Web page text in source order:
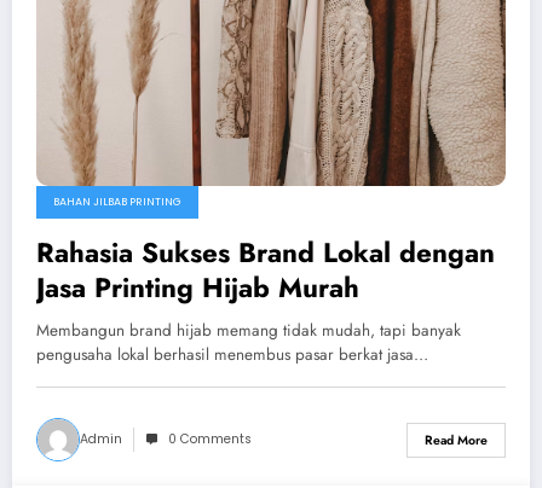
BAHAN JILBAB PRINTING
Rahasia Sukses Brand Lokal dengan
Jasa Printing Hijab Murah
Membangun brand hijab memang tidak mudah, tapi banyak
pengusaha lokal berhasil menembus pasar berkat jasa…
Admin 0 Comments Read More